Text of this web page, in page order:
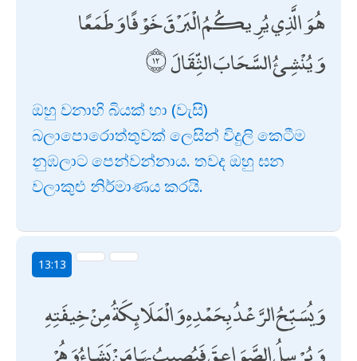
هُوَ الَّذِي يُرِيكُمُ الْبَرْقَ خَوْفًا وَطَمَعًا
وَيُنْشِئُ السَّحَابَ الثِّقَالَ
ඔහු වනාහි බියක් හා (වැසි)
බලාපොරොත්තුවක් ලෙසින් විදුලි කෙටීම
නුඹලාට පෙන්වන්නාය. තවද ඔහු ඝන
වලාකුළු නිර්මාණය කරයි.
13:13
وَيُسَبِّحُ الرَّعْدُ بِحَمْدِهِ وَالْمَلَائِكَةُ مِنْ خِيفَتِهِ